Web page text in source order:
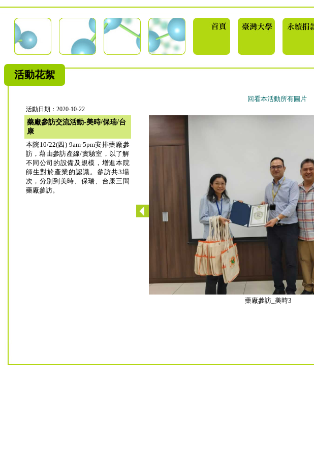
活動花絮
回看本活動所有圖片
活動日期：2020-10-22
藥廠參訪交流活動-美時/保瑞/台
康
本院10/22(四) 9am-5pm安排藥廠參
訪，藉由參訪產線/實驗室，以了解
不同公司的設備及規模，增進本院
師生對於產業的認識。參訪共3場
次，分別到美時、保瑞、台康三間
藥廠參訪。
藥廠參訪_美時3